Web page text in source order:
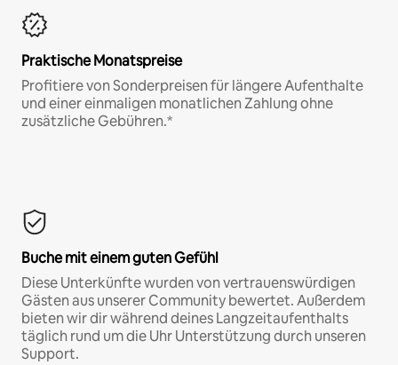
Praktische Monatspreise
Profitiere von Sonderpreisen für längere Aufenthalte
und einer einmaligen monatlichen Zahlung ohne
zusätzliche Gebühren.*
Buche mit einem guten Gefühl
Diese Unterkünfte wurden von vertrauenswürdigen
Gästen aus unserer Community bewertet. Außerdem
bieten wir dir während deines Langzeitaufenthalts
täglich rund um die Uhr Unterstützung durch unseren
Support.